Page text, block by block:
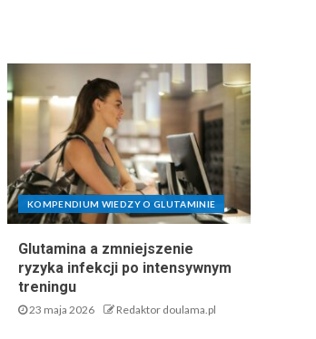
KOMPENDIUM WIEDZY O GLUTAMINIE
Glutamina a zmniejszenie
ryzyka infekcji po intensywnym
treningu
23 maja 2026 Redaktor doulama.pl